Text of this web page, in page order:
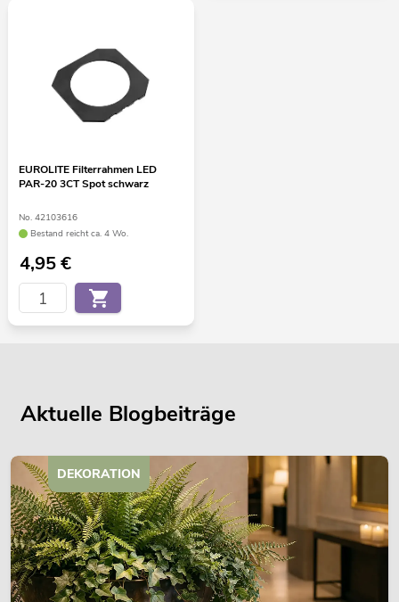
EUROLITE Filterrahmen LED
PAR-20 3CT Spot schwarz
No. 42103616
Bestand reicht ca. 4 Wo.
4,95€
Aktuelle Blogbeiträge
DEKORATION